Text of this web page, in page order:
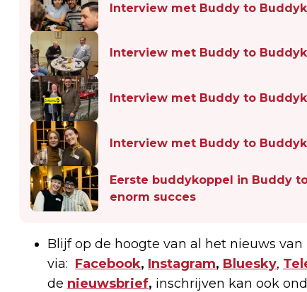
Interview met Buddy to
Interview met Buddy to
Interview met Buddy to
Interview met Buddy to
Eerste buddykoppel in Buddy
enorm succes
Blijf op de hoogte van al het nieuws van
via: Facebook, Instagram, Bluesky,
de nieuwsbrief, inschrijven kan ook